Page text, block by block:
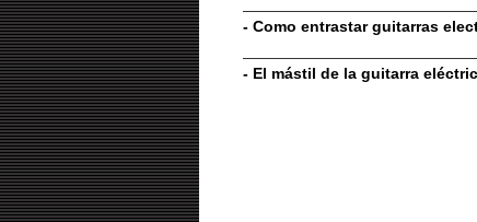
- Como entrastar guitarras
- El mástil de la guitarra